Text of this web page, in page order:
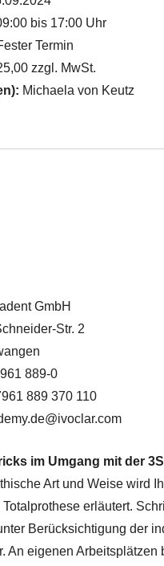
bis 17:00 Uhr
Termin
zzgl. MwSt.
Michaela von Keutz
GmbH
Str. 2
889-0
889 370 110
im Umgang mit der
Art und Weise wird
erläutert.
Berücksichtigung der
An eigenen